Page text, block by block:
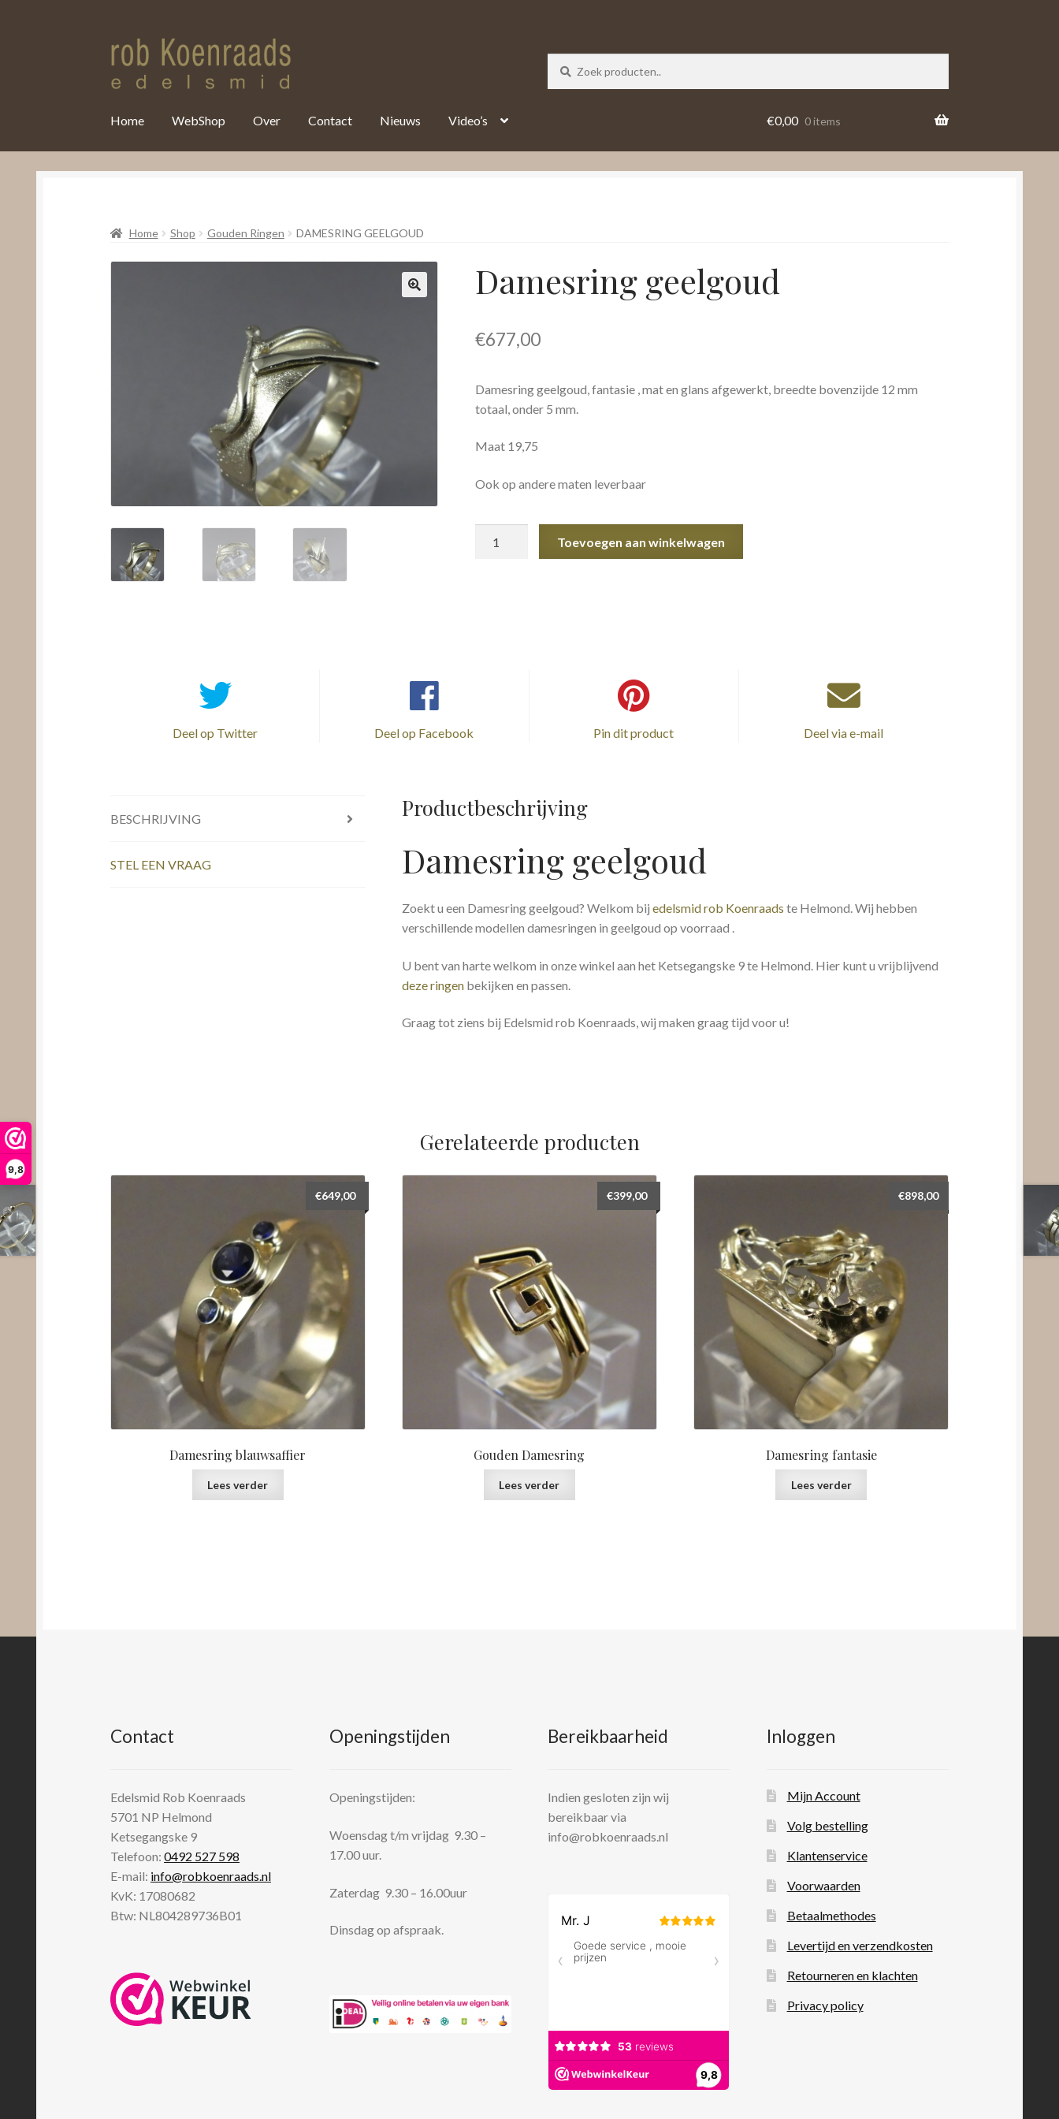
9,8
Home WebShop Over Contact Nieuws Video’s €0,00 0 items
Home Shop Gouden Ringen DAMESRING GEELGOUD
Damesring geelgoud
€677,00
Damesring geelgoud, fantasie , mat en glans afgewerkt, breedte bovenzijde 12 mm
totaal, onder 5 mm.
Maat 19,75
Ook op andere maten leverbaar
Toevoegen aan winkelwagen
Deel op Twitter Deel op Facebook Pin dit product Deel via e-mail
BESCHRIJVING
STEL EEN VRAAG
Productbeschrijving
Damesring geelgoud
Zoekt u een Damesring geelgoud? Welkom bijedelsmid rob Koenraads te Helmond. Wij hebben
verschillende modellen damesringen in geelgoud op voorraad .
U bent van harte welkom in onze winkel aan het Ketsegangske 9 te Helmond. Hier kunt u vrijblijvend
deze ringen bekijken en passen.
Graag tot ziens bij Edelsmid rob Koenraads, wij maken graag tijd voor u!
Gerelateerde producten
Damesring blauwsaffier
€649,00
Lees verder
Gouden Damesring
€399,00
Lees verder
Damesring fantasie
€898,00
Lees verder
Contact
Edelsmid Rob Koenraads
5701 NP Helmond
Ketsegangske 9
Telefoon:0492 527 598
E-mail: info@robkoenraads.nl
KvK: 17080682
Btw: NL804289736B01
Openingstijden
Openingstijden:
Woensdag t/m vrijdag 9.30 –
17.00 uur.
Zaterdag 9.30 – 16.00uur
Dinsdag op afspraak.
Bereikbaarheid
Indien gesloten zijn wij
bereikbaar via
info@robkoenraads.nl
Inloggen
Mijn Account
Volg bestelling
Klantenservice
Voorwaarden
Betaalmethodes
Levertijd en verzendkosten
Retourneren en klachten
Privacy policy